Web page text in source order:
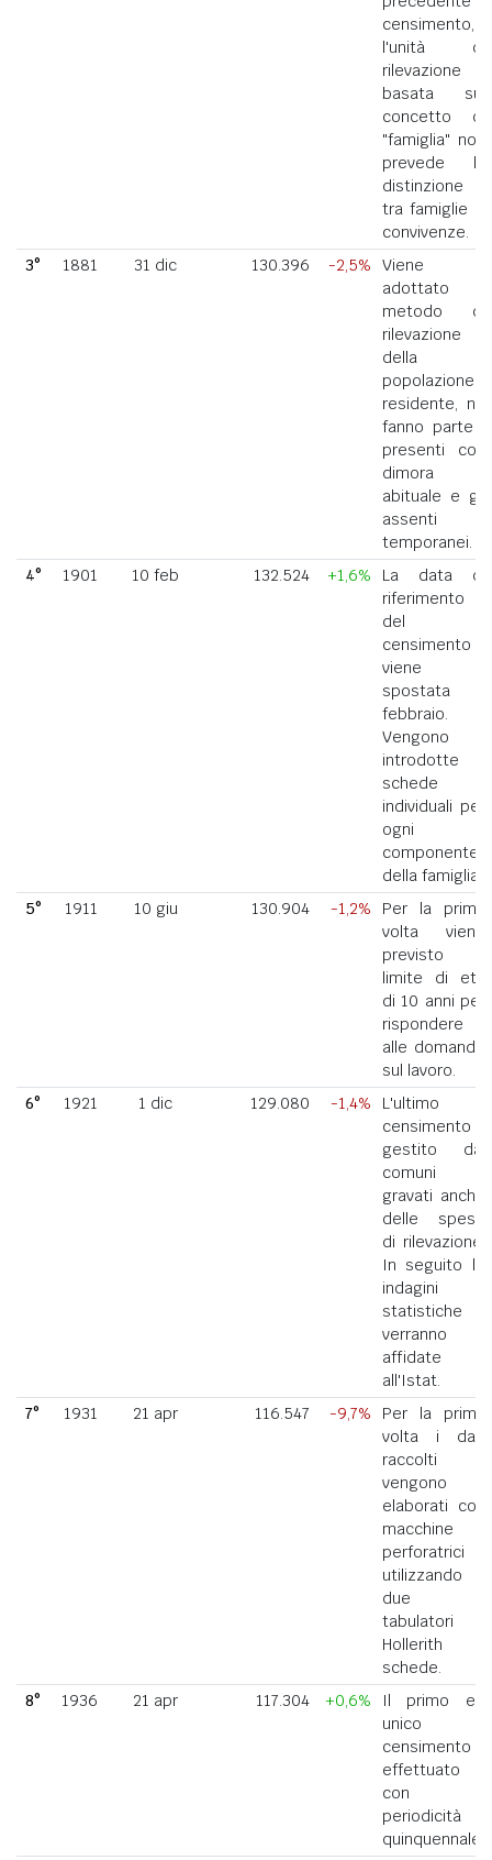
censimento,
l'unità di
rilevazione
basata sul
concetto di
"famiglia" non
prevede la
distinzione
tra famiglie e
convivenze.
3°
1881 31 dic 130.396 -2,5%
Viene
adottato il
metodo di
rilevazione
della
popolazione
residente, ne
fanno parte i
presenti con
dimora
abituale e gli
assenti
temporanei.
4°
1901 10 feb 132.524 +1,6%
La data di
riferimento
del
censimento
viene
spostata a
febbraio.
Vengono
introdotte
schede
individuali per
ogni
componente
della famiglia.
5°
1911 10 giu 130.904 -1,2%
Per la prima
volta viene
previsto il
limite di età
di 10 anni per
rispondere
alle domande
sul lavoro.
6°
1921 1 dic 129.080 -1,4%
L'ultimo
censimento
gestito dai
comuni
gravati anche
delle spese
di rilevazione.
In seguito le
indagini
statistiche
verranno
affidate
all'Istat.
7°
1931 21 apr 116.547 -9,7%
Per la prima
volta i dati
raccolti
vengono
elaborati con
macchine
perforatrici
utilizzando
due
tabulatori
Hollerith a
schede.
8°
1936 21 apr 117.304 +0,6%
Il primo ed
unico
censimento
effettuato
con
periodicità
quinquennale.